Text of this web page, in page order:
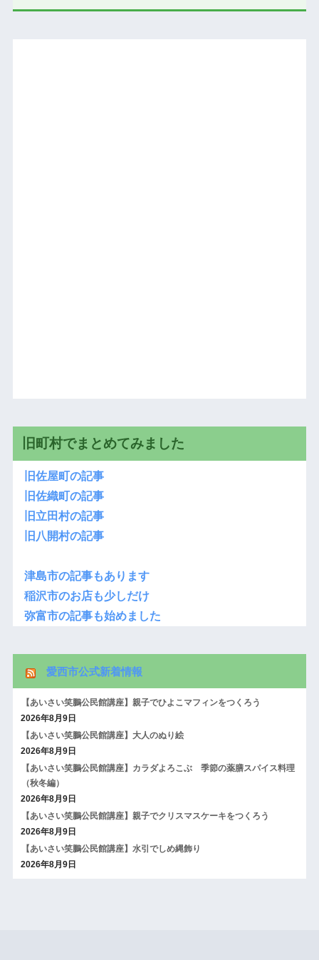
旧町村でまとめてみました
旧佐屋町の記事
旧佐織町の記事
旧立田村の記事
旧八開村の記事
津島市の記事もあります
稲沢市のお店も少しだけ
弥富市の記事も始めました
愛西市公式新着情報
【あいさい笑鵬公民館講座】親子でひよこマフィンをつくろう
2026年8月9日
【あいさい笑鵬公民館講座】大人のぬり絵
2026年8月9日
【あいさい笑鵬公民館講座】カラダよろこぶ 季節の薬膳スパイス料理
（秋冬編）
2026年8月9日
【あいさい笑鵬公民館講座】親子でクリスマスケーキをつくろう
2026年8月9日
【あいさい笑鵬公民館講座】水引でしめ縄飾り
2026年8月9日